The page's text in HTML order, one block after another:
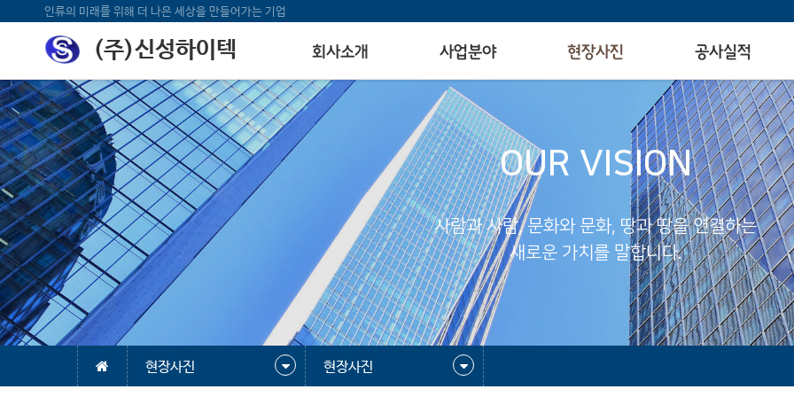
인류의 미래를 위해 더 나은 세상을 만들어가는 기업
(주)신성하이텍 회사소개 사업분야 현장사진 공사실적
OUR VISION
사람과 사람, 문화와 문화, 땅과 땅을 연결하는
새로운 가치를 말합니다.
현장사진 현장사진